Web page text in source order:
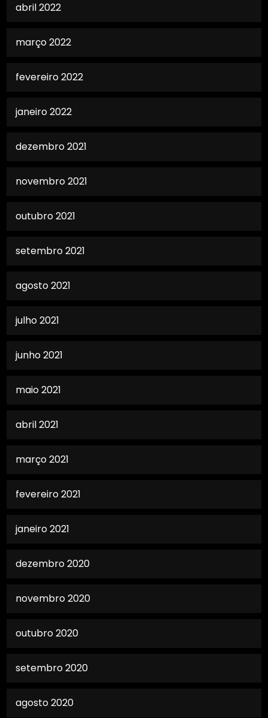
abril 2022
março 2022
fevereiro 2022
janeiro 2022
dezembro 2021
novembro 2021
outubro 2021
setembro 2021
agosto 2021
julho 2021
junho 2021
maio 2021
abril 2021
março 2021
fevereiro 2021
janeiro 2021
dezembro 2020
novembro 2020
outubro 2020
setembro 2020
agosto 2020